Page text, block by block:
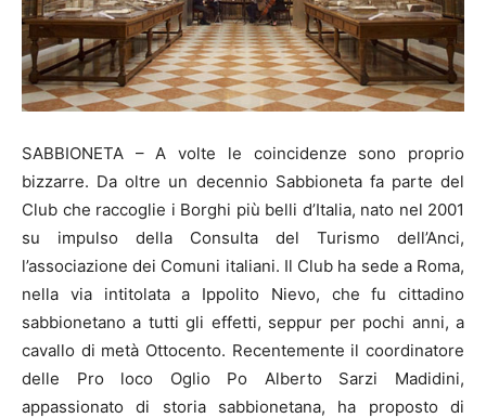
SABBIONETA – A volte le coincidenze sono proprio
bizzarre. Da oltre un decennio Sabbioneta fa parte del
Club che raccoglie i Borghi più belli d’Italia, nato nel 2001
su impulso della Consulta del Turismo dell’Anci,
l’associazione dei Comuni italiani. Il Club ha sede a Roma,
nella via intitolata a Ippolito Nievo, che fu cittadino
sabbionetano a tutti gli effetti, seppur per pochi anni, a
cavallo di metà Ottocento. Recentemente il coordinatore
delle Pro loco Oglio Po Alberto Sarzi Madidini,
appassionato di storia sabbionetana, ha proposto di